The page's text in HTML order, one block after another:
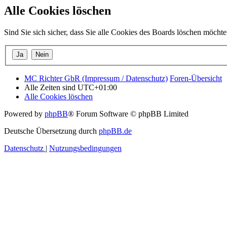
Alle Cookies löschen
Sind Sie sich sicher, dass Sie alle Cookies des Boards löschen
MC Richter GbR (Impressum / Datenschutz) Foren-Übersicht
Alle Zeiten sind UTC+01:00
Alle Cookies löschen
Powered by phpBB® Forum Software © phpBB Limited
Deutsche Übersetzung durch phpBB.de
Datenschutz | Nutzungsbedingungen